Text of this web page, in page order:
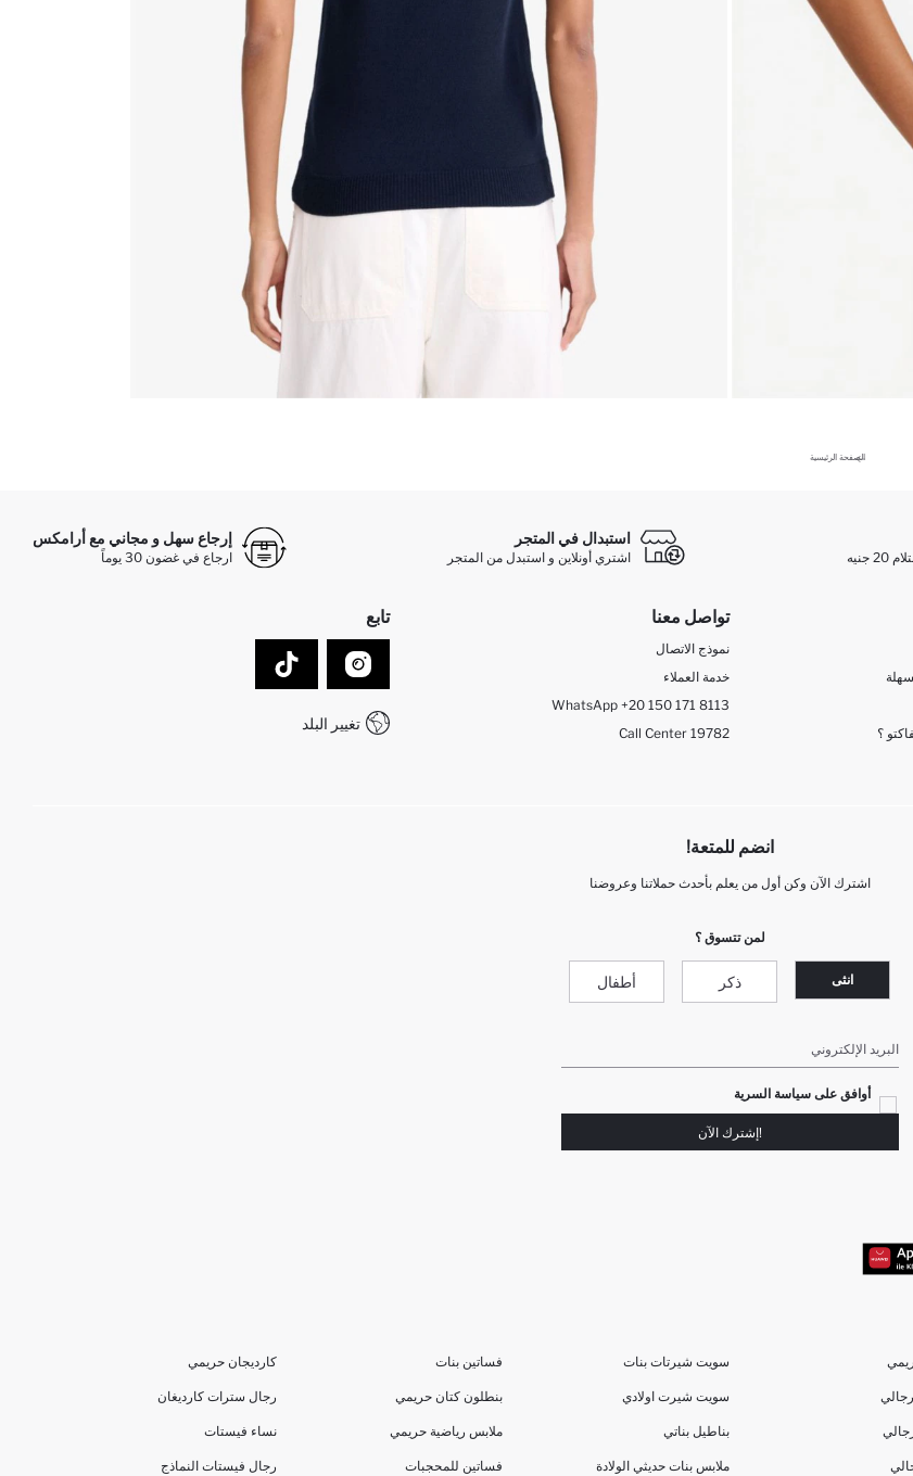
الصفحة الرئيسية
جنيه
استبدال في المتجر
اشتري أونلاين و استبدل من المتجر
إرجاع سهل و مجاني مع أرامكس
ارجاع في غضون 30 يوماً
؟
تواصل معنا
نموذج الاتصال
خدمة العملاء
WhatsApp +20 150 171 8113
Call Center 19782
تابع
تغيير البلد
انضم للمتعة!
اشترك الآن وكن أول من يعلم بأحدث حملاتنا وعروضنا
لمن تتسوق ؟
انثى ذكر أطفال
البريد الإلكتروني
أوافق على سياسة السرية
!إشترك الآن
سويت شيرتات بنات
سويت شيرت اولادي
بناطيل بناتي
ملابس بنات حديثي الولادة
فساتين بنات
بنطلون كتان حريمي
ملابس رياضية حريمي
فساتين للمحجبات
كارديجان حريمي
رجال سترات كارديغان
نساء فيستات
رجال فيستات النماذج